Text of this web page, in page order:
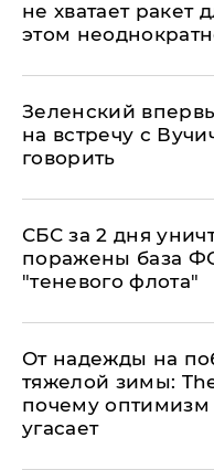
не хватает ракет
этом
Зеленский
на встречу с
говорить
СБС за 2 дня
поражены база
"теневого флота"
От надежды на
тяжелой зимы:
почему оптимизм
угасает